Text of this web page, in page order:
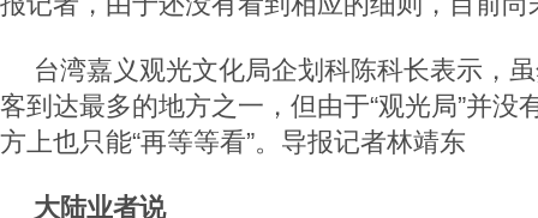
台湾嘉义观光文化局企划科陈科长表示，
客到达最多的地方之一，但由于“观光局”并没
方上也只能“再等等看”。导报记者林靖东
大陆业者说